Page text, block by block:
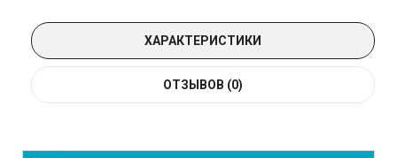
ХАРАКТЕРИСТИКИ
ОТЗЫВОВ (0)